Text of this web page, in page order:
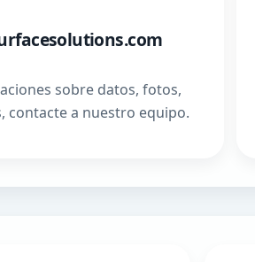
sobre datos, fotos,
contacte a nuestro equipo.